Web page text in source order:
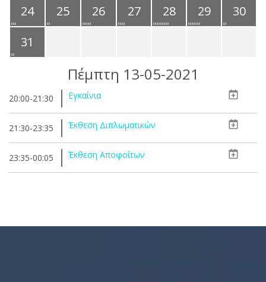
24
25 26 27 28 29
30
31
Πέμπτη 13-05-2021
20:00-21:30 Εγκαίνια
21:30-23:35 Έκθεση Διπλωματικών
23:35-00:05 Έκθεση Αποφοίτων